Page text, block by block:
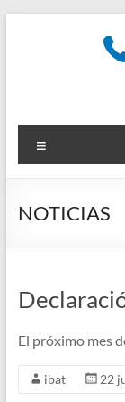
Integral
de
y
NOTICIAS
El próximo mes
ibat 22